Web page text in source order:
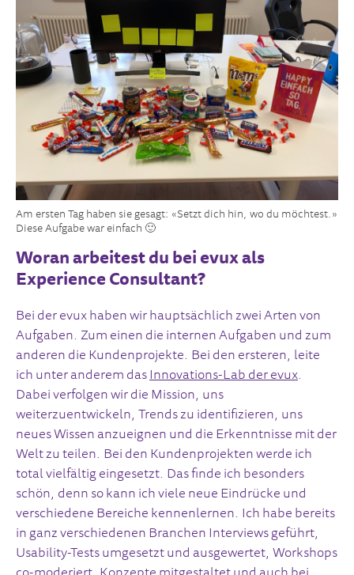
Am ersten Tag haben sie gesagt: «Setzt dich hin, wo du möchtest.»
Diese Aufgabe war einfach 🙂
Woran arbeitest du bei evux als
Experience Consultant?
Bei der evux haben wir hauptsächlich zwei Arten von
Aufgaben. Zum einen die internen Aufgaben und zum
anderen die Kundenprojekte. Bei den ersteren, leite
ich unter anderem das Innovations-Lab der evux.
Dabei verfolgen wir die Mission, uns
weiterzuentwickeln, Trends zu identifizieren, uns
neues Wissen anzueignen und die Erkenntnisse mit der
Welt zu teilen. Bei den Kundenprojekten werde ich
total vielfältig eingesetzt. Das finde ich besonders
schön, denn so kann ich viele neue Eindrücke und
verschiedene Bereiche kennenlernen. Ich habe bereits
in ganz verschiedenen Branchen Interviews geführt,
Usability-Tests umgesetzt und ausgewertet, Workshops